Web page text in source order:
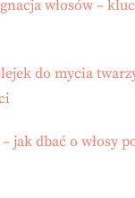
włosów –
do mycia
jak dbać o włosy